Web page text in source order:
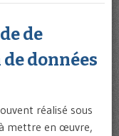
de
données
réalisé sous
à mettre en œuvre,